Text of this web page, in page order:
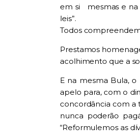
em si mesmas e na
leis”.
Todos
Prestamos
acolhimento que a
E na mesma Bula,
apelo para, com o
concordância com a
nunca poderão
“Reformulemos as